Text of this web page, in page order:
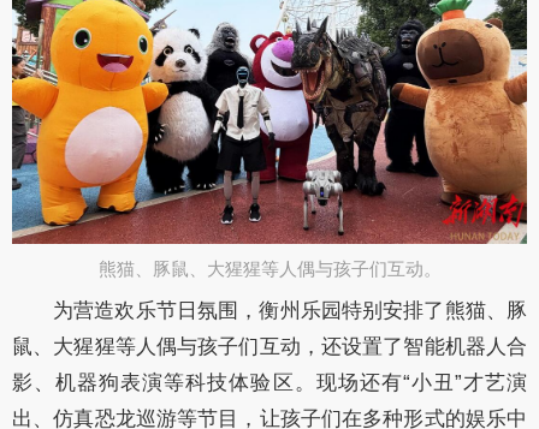
熊猫、豚鼠、大猩猩等人偶与孩子们互动。
为营造欢乐节日氛围，衡州乐园特别安排了熊猫、豚
鼠、大猩猩等人偶与孩子们互动，还设置了智能机器人合
影、机器狗表演等科技体验区。现场还有“小丑”才艺演
出、仿真恐龙巡游等节目，让孩子们在多种形式的娱乐中